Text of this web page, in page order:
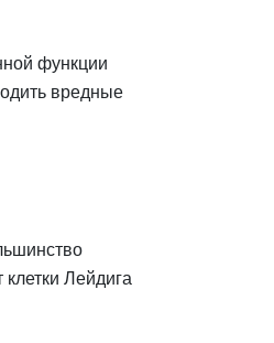
функции
вредные
Лейдига